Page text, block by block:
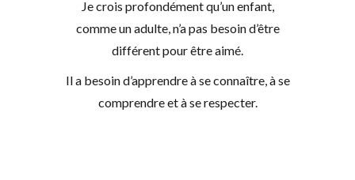
Je crois profondément qu’un enfant,
comme un adulte, n’a pas besoin d’être
différent pour être aimé.
Il a besoin d’apprendre à se connaître, à se
comprendre et à se respecter.